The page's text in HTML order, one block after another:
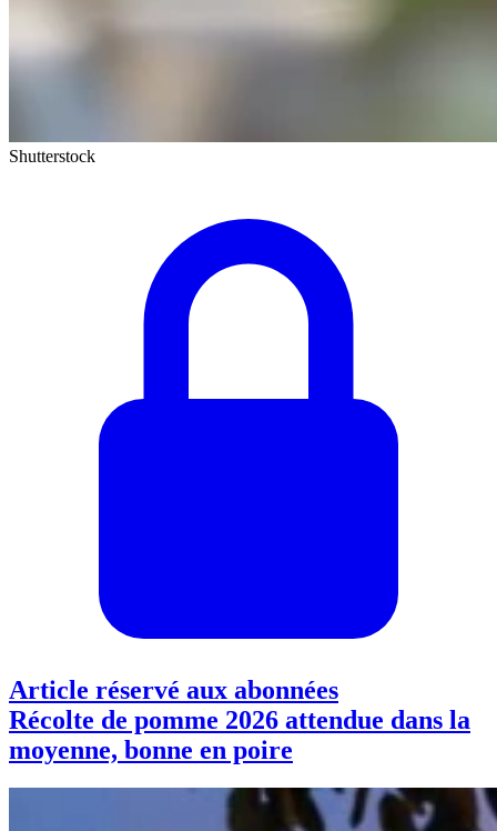
Shutterstock
Article réservé aux abonnées
Récolte de pomme 2026 attendue dans la
moyenne, bonne en poire